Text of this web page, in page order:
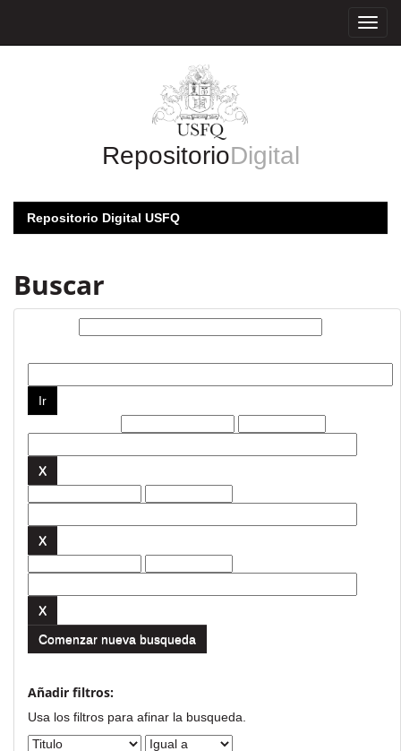
RepositorioDigital
Repositorio Digital USFQ
Buscar
Comenzar nueva busqueda
Añadir filtros:
Usa los filtros para afinar la busqueda.